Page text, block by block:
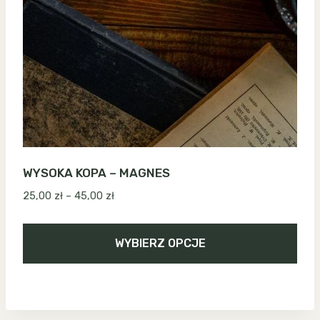
WYSOKA KOPA – MAGNES
25,00 zł – 45,00 złZakres
25,00 zł
do
WYBIERZ OPCJE
ma